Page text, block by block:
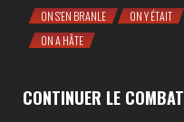
ON S'EN BRANLE
ON Y ÉTAIT
ON A HÂTE
CONTINUER LE COMBAT